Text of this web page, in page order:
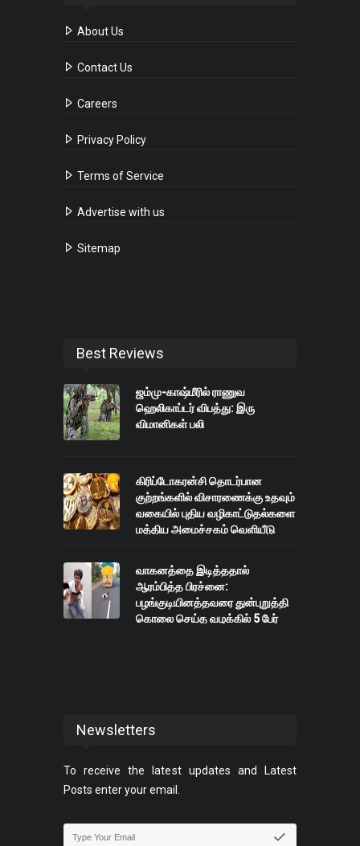
About Us
Contact Us
Careers
Privacy Policy
Terms of Service
Advertise with us
Sitemap
Best Reviews
ஜம்மு-காஷ்மீரில் ராணுவ
ஹெலிகாப்டர் விபத்து: இரு
விமானிகள் பலி
கிரிப்டோகரன்சி தொடர்பான
குற்றங்களில் விசாரணைக்கு உதவும்
வகையில் புதிய வழிகாட்டுதல்களை
மத்திய அமைச்சகம் வெளியீடு
வாகனத்தை இடித்ததால்
ஆரம்பித்த பிரச்னை:
பழங்குடியினத்தவரை துன்புறுத்தி
கொலை செய்த வழக்கில் 5 பேர்
Newsletters
To receive the latest updates and Latest
Posts enter your email.